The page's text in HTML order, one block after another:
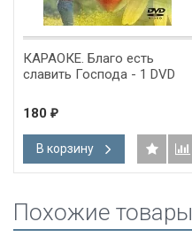
КАРАОКЕ. Благо есть
славить Господа - 1 DVD
180 ₽
В корзину
Похожие товары